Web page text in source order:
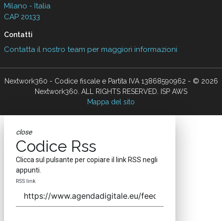
Milano - Italia
CAP 20133
Contatti
Contatta il nostro team per maggiori informazioni
Nextwork360 - Codice fiscale e Partita IVA 13868590962 - © 2026
Nextwork360. ALL RIGHTS RESERVED. ISP AWS
Mappa del sito
close
Codice Rss
Clicca sul pulsante per copiare il link RSS negli
appunti.
RSS link